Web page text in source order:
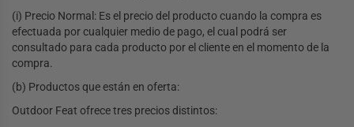
(i) Precio Normal: Es el precio del producto cuando la compra es
efectuada por cualquier medio de pago, el cual podrá ser
consultado para cada producto por el cliente en el momento de la
compra.
(b) Productos que están en oferta:
Outdoor Feat ofrece tres precios distintos: